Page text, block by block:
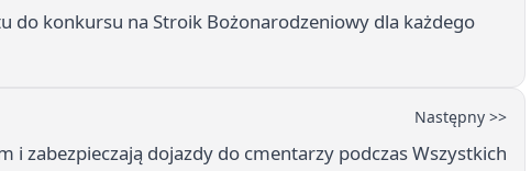
do konkursu na Stroik Bożonarodzeniowy dla każdego
Następny >>
i zabezpieczają dojazdy do cmentarzy podczas Wszystkich